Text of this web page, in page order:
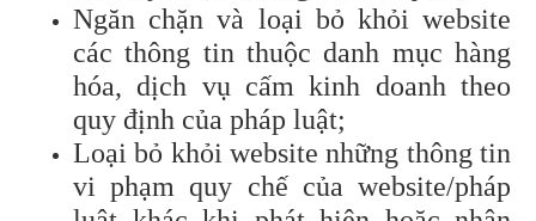
Ngăn chặn và loại bỏ khỏi website
các thông tin thuộc danh mục hàng
hóa, dịch vụ cấm kinh doanh theo
quy định của pháp luật;
Loại bỏ khỏi website những thông tin
vi phạm quy chế của website/pháp